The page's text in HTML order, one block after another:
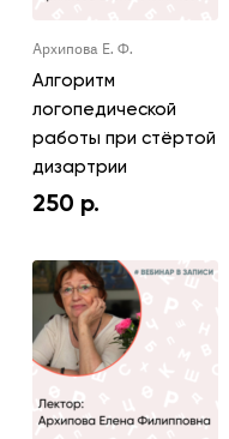
Архипова Е. Ф.
Алгоритм
логопедической
работы при стёртой
дизартрии
250 р.